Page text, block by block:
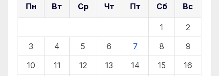
Пн Вт Ср Чт Пт Сб Вс
1
2
3
4 5 6 7 8
9
10
11 12 13 14 15
16